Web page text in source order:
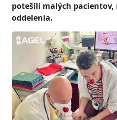
potešili malých pacientov,
oddelenia.